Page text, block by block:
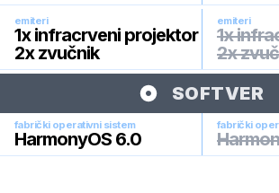
emiteri
1x infracrveni projektor
2x zvučnik
emiteri
1x
2x
SOFTVER
fabrički operativni sistem
HarmonyOS 6.0
fabrički